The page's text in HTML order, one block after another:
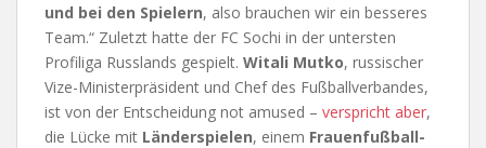
und bei den Spielern, also brauchen wir ein besseres
Team.“ Zuletzt hatte der FC Sochi in der untersten
Profiliga Russlands gespielt. Witali Mutko, russischer
Vize-Ministerpräsident und Chef des Fußballverbandes,
ist von der Entscheidung not amused – verspricht aber,
die Lücke mit Länderspielen, einem Frauenfußball-